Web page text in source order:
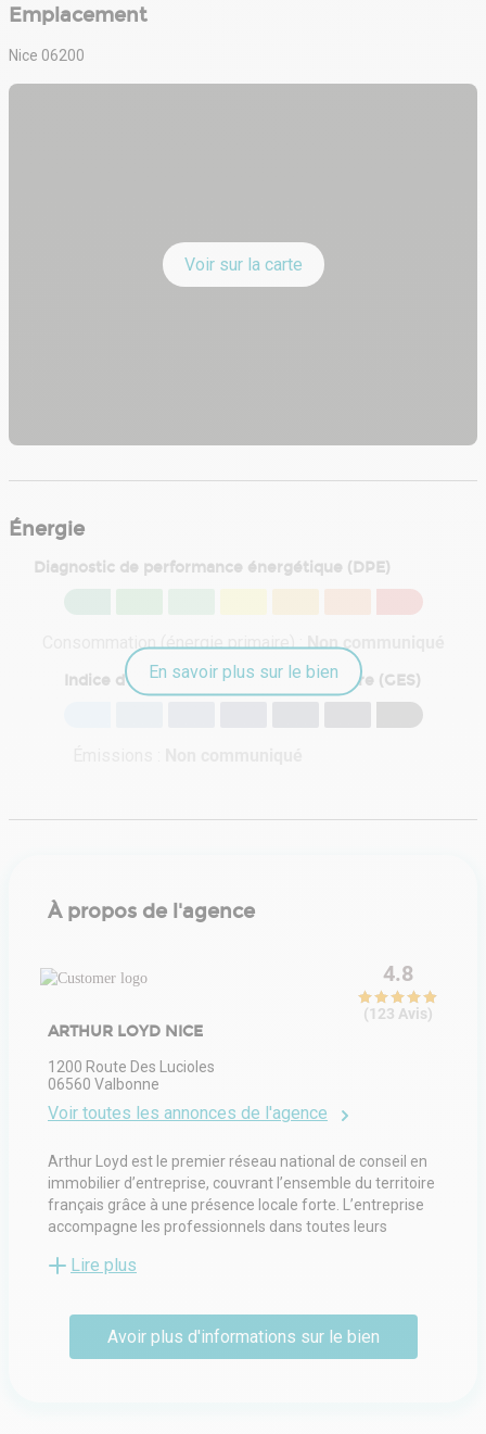
Emplacement
Nice 06200
Voir sur la carte
Énergie
Diagnostic de performance énergétique (DPE)
Consommation (énergie primaire) :Non communiqué
Indice d'émission de gaz à effet de serre (GES)
En savoir plus sur le bien
À propos de l'agence
ARTHUR LOYD NICE
4.8
(123 Avis)
1200 Route Des Lucioles
06560 Valbonne
Voir toutes les annonces de l'agence
Arthur Loyd est le premier réseau national de conseil en
immobilier d’entreprise, couvrant l’ensemble du territoire
français grâce à une présence locale forte. L’entreprise
accompagne les professionnels dans toutes leurs
locaux d’activités, d’entrepôts, de commerces ou
équipes implantées au plus près des marchés régionaux,
leur connaissance fine des tissus économiques locaux, et
leur capacité à construire des solutions sur mesure.
Lire plus
Avoir plus d'informations sur le bien